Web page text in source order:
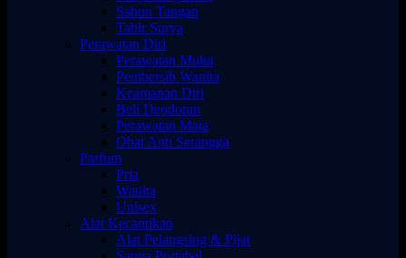
Sabun Tangan
Tabir Surya
Perawatan Diri
Perawatan Mulut
Pembersih Wanita
Keamanan Diri
Beli Deodoran
Perawatan Mata
Obat Anti Serangga
Parfum
Pria
Wanita
Unisex
Alat Kecantikan
Alat Pelangsing & Pijat